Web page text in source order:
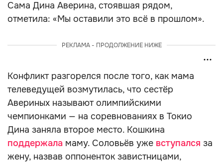
Сама Дина Аверина, стоявшая рядом,
отметила: «Мы оставили это всё в прошлом».
РЕКЛАМА - ПРОДОЛЖЕНИЕ НИЖЕ
Конфликт разгорелся после того, как мама
телеведущей возмутилась, что сестёр
Авериных называют олимпийскими
чемпионками — на соревнованиях в Токио
Дина заняла второе место. Кошкина
поддержала маму. Соловьёв уже вступался за
жену, назвав оппоненток завистницами,